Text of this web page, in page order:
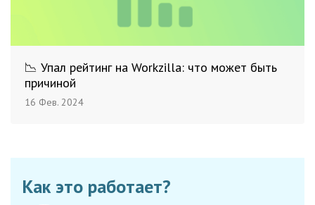
📉 Упал рейтинг на Workzilla: что может быть
причиной
16 Фев. 2024
Как это работает?